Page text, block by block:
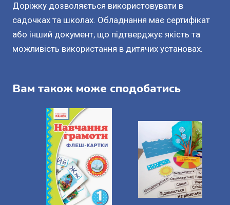
Доріжку дозволяється використовувати в
садочках та школах. Обладнання має сертифікат
або інший документ, що підтверджує якість та
можливість використання в дитячих установах.
Вам також може сподобатись